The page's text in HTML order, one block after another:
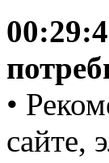
•
сайте,